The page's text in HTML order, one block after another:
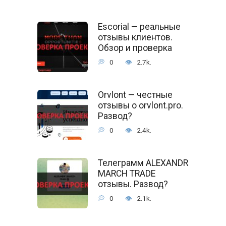
Escorial — реальные
отзывы клиентов.
Обзор и проверка
0 2.7k.
Orvlont — честные
отзывы о orvlont.pro.
Развод?
0 2.4k.
Телеграмм ALEXANDR
MARCH TRADE
отзывы. Развод?
0 2.1k.